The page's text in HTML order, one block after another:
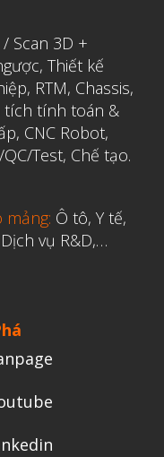
Scan 3D +
, Thiết kế
RTM, Chassis,
tích tính toán &
, CNC Robot,
Test, Chế tạo.
mảng: Ô tô, Y tế,
vụ R&D,…